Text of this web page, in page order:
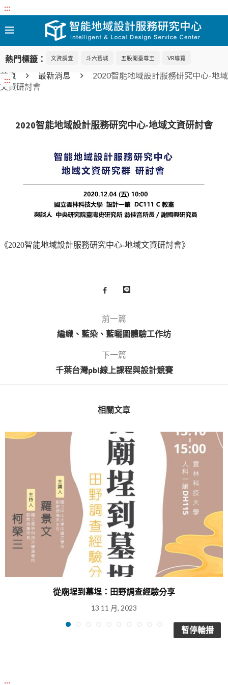
:::
熱門標籤： 文資調查 斗六舊城 五股開臺尊王 VR導覽
:::
首頁 最新消息
2020智能地域設計服務研究中心-地域
文資研討會
2020智能地域設計服務研究中心-地域文資研討會
《2020智能地域設計服務研究中心-地域文資研討會》
前一篇
編織、藍染、藍曬圖體驗工作坊
下一篇
千葉台灣pbl線上課程與設計競賽
相關文章
從廟埕到墓埕：田野調查經驗分享
13 11 月, 2023
暫停輪播